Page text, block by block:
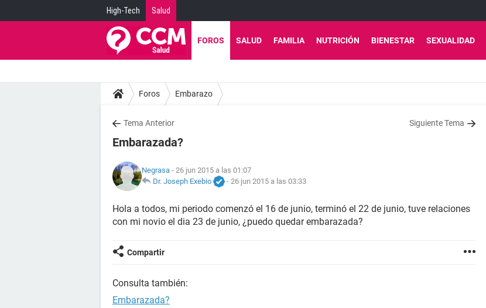
High-Tech Salud
FOROS SALUD FAMILIA NUTRICIÓN BIENESTAR SEXUALIDAD
Foros Embarazo
Tema Anterior Siguiente Tema
Embarazada?
Negrasa - 26 jun 2015 a las 01:07
Dr. Joseph Exebio
- 26 jun 2015 a las 03:33
Hola a todos, mi periodo comenzó el 16 de junio, terminó el 22 de junio, tuve relaciones
con mi novio el dia 23 de junio, ¿puedo quedar embarazada?
Compartir
Consulta también:
Embarazada?